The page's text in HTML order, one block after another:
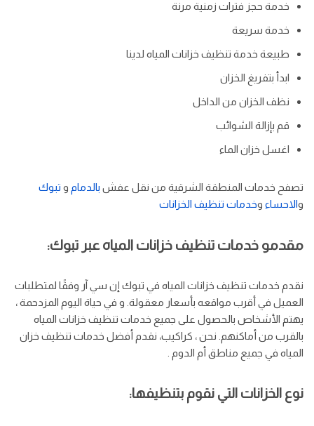
خدمة حجز فترات زمنية مرنة
خدمة سريعة
طبيعة خدمة تنظيف خزانات المياه لدينا
ابدأ بتفريغ الخزان
نظف الخزان من الداخل
قم بإزالة الشوائب
اغسل خزان الماء
تصفح خدمات المنطقة الشرقية من نقل عفش بالدمام و تبوك
والاحساء وخدمات تنظيف الخزانات
مقدمو خدمات تنظيف خزانات المياه عبر تبوك:
نقدم خدمات تنظيف خزانات المياه في تبوك إن سي آر وفقًا لمتطلبات
العميل في أقرب مواقعه بأسعار معقولة. و في حياة اليوم المزدحمة ،
يهتم الأشخاص بالحصول على جميع خدمات تنظيف خزانات المياه
بالقرب من أماكنهم. نحن ، كراكيب، نقدم أفضل خدمات تنظيف خزان
المياه في جميع مناطق أم الدوم .
نوع الخزانات التي نقوم بتنظيفها: